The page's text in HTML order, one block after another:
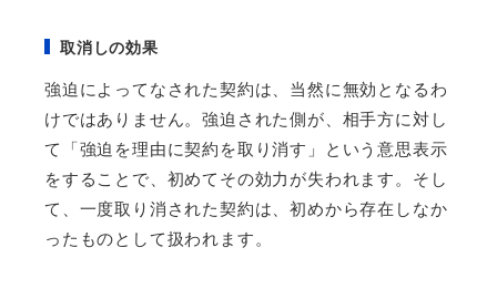
取消しの効果
強迫によってなされた契約は、当然に無効となるわ
けではありません。強迫された側が、相手方に対し
て「強迫を理由に契約を取り消す」という意思表示
をすることで、初めてその効力が失われます。そし
て、一度取り消された契約は、初めから存在しなか
ったものとして扱われます。